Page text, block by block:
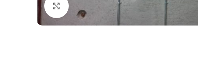
Click to enlarge